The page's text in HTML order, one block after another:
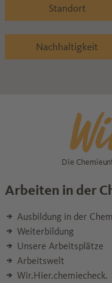
Standort
Nachhaltigkeit
Die
Arbeiten in der
Ausbildung in der
Weiterbildung
Unsere Arbeitsplätze
Arbeitswelt
Wir.Hier.chemiecheck.